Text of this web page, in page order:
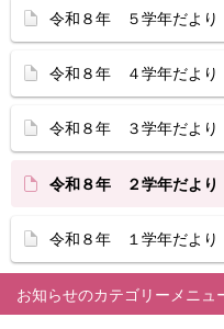
お知らせ
令和８年 ５学年だより
令和８年 ４学年だより
令和８年 ３学年だより
令和８年 ２学年だより
令和８年 １学年だより